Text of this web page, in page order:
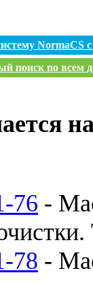
поиск по всем
76 -
78 -